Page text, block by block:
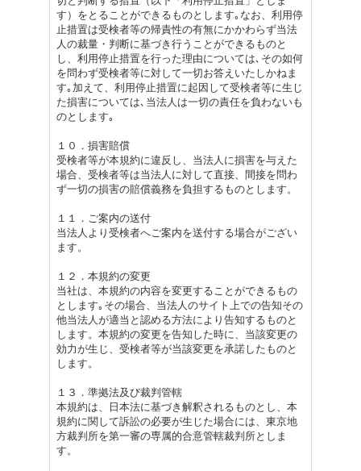
す）をとることができるものとします｡なお、利用停
止措置は受検者等の帰責性の有無にかかわらず当法
人の裁量・判断に基づき行うことができるものと
し、利用停止措置を行った理由については､その如何
を問わず受検者等に対して一切お答えいたしかねま
す｡加えて、利用停止措置に起因して受検者等に生じ
た損害については､当法人は一切の責任を負わないも
のとします｡
１０．損害賠償
受検者等が本規約に違反し、当法人に損害を与えた
場合、受検者等は当法人に対して直接、間接を問わ
ず一切の損害の賠償義務を負担するものとします。
１１．ご案内の送付
当法人より受検者へご案内を送付する場合がござい
ます。
１２．本規約の変更
当社は、本規約の内容を変更することができるもの
とします｡その場合、当法人のサイト上での告知その
他当法人が適当と認める方法により告知するものと
します。本規約の変更を告知した時に、当該変更の
効力が生じ、受検者等が当該変更を承諾したものと
します。
１３．準拠法及び裁判管轄
本規約は、日本法に基づき解釈されるものとし、本
規約に関して訴訟の必要が生じた場合には、東京地
方裁判所を第一審の専属的合意管轄裁判所としま
す。